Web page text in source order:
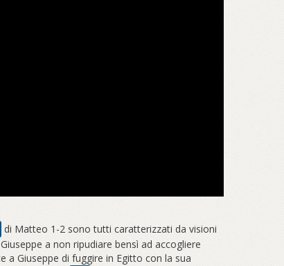
di Matteo 1-2 sono tutti caratterizzati da visioni
a non ripudiare bensì ad accogliere
a Giuseppe di fuggire in Egitto con la sua